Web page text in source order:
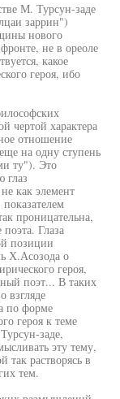
М. Турсун-заде
заррин")
нового
не в ореоле
какое
героя, ибо
чертой характера
отношение
на одну ступень
ту"). Это
глаз
как элемент
проницательна,
Глаза
позиции
Х.Асозода о
героя,
поэт... В таких
взгляде
по форме
героя к теме
заде,
эту тему,
так растворясь в
тем.